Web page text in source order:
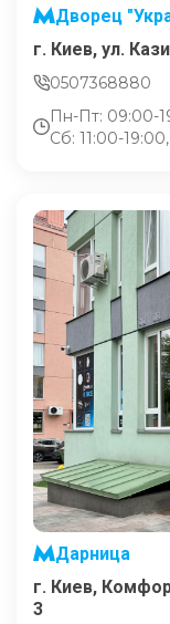
Дворец
г. Киев, ул.
0507368880
Пн-Пт: 09:00-
Сб: 11:00-
Дарница
г. Киев,
3